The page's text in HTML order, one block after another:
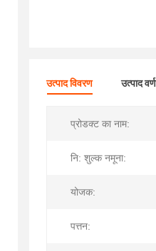
उत्पाद विवरण उत्पाद
प्रोडक्ट का नाम:
नि: शुल्क नमूना:
योजक:
पत्तन: